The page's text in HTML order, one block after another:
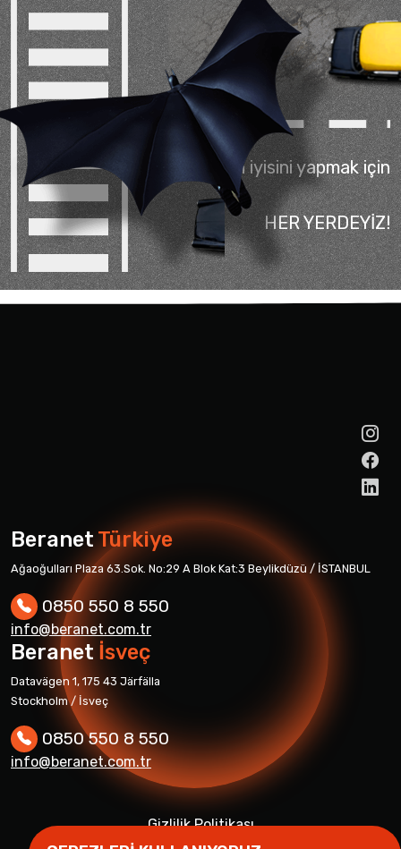
En iyisini yapmak için
HER YERDEYİZ!
BeranetTürkiye
Ağaoğulları Plaza 63.Sok. No:29 A Blok Kat:3 Beylikdüzü / İSTANBUL
0850 550 8 550
info@beranet.com.tr
Beranet İsveç
Datavägen 1, 175 43 Järfälla
Stockholm / İsveç
0850 550 8 550
info@beranet.com.tr
Gizlilik Politikası
Aydınlatma Metni